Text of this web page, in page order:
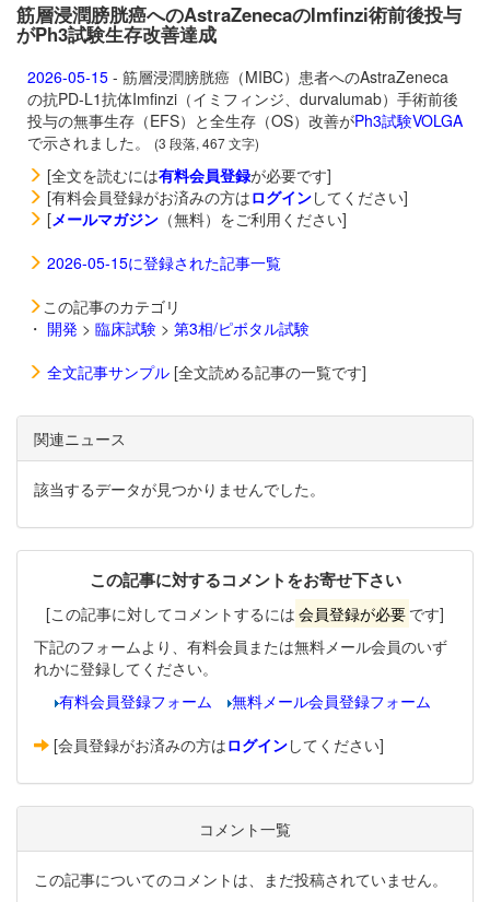
筋層浸潤膀胱癌へのAstraZenecaのImfinzi術前後投与
がPh3試験生存改善達成
2026-05-15 - 筋層浸潤膀胱癌（MIBC）患者へのAstraZeneca
の抗PD-L1抗体Imfinzi（イミフィンジ、durvalumab）手術前後
投与の無事生存（EFS）と全生存（OS）改善がPh3試験VOLGA
で示されました。
(3 段落, 467 文字)
[全文を読むには有料会員登録が必要です]
[有料会員登録がお済みの方はログインしてください]
[メールマガジン （無料）をご利用ください]
2026-05-15に登録された記事一覧
この記事のカテゴリ
・ 開発 > 臨床試験 > 第3相/ピボタル試験
全文記事サンプル [全文読める記事の一覧です]
関連ニュース
該当するデータが見つかりませんでした。
この記事に対するコメントをお寄せ下さい
[この記事に対してコメントするには 会員登録が必要 です]
下記のフォームより、有料会員または無料メール会員のいず
れかに登録してください。
有料会員登録フォーム
無料メール会員登録フォーム
[会員登録がお済みの方はログインしてください]
コメント一覧
この記事についてのコメントは、まだ投稿されていません。